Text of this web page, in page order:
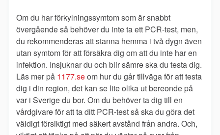
Om du har förkylningssymtom som är snabbt
övergående så behöver du inte ta ett PCR-test, men,
du rekommenderas att stanna hemma i två dygn även
utan symtom för att försäkra dig om att du inte har en
infektion. Insjuknar du och blir sämre ska du testa dig.
Läs mer på 1177.seom hur du går tillväga för att testa
dig i din region, det kan se lite olika ut bereonde på
var i Sverige du bor. Om du behöver ta dig till en
vårdgivare för att ta ditt PCR-test så ska du göra det
väldigt försiktigt med säkert avstånd från andra. Och,